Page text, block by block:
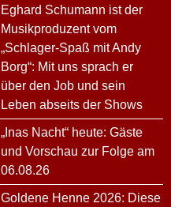
Eghard Schumann ist der
Musikproduzent vom
„Schlager-Spaß mit Andy
Borg“: Mit uns sprach er
über den Job und sein
Leben abseits der Shows
„Inas Nacht“ heute: Gäste
und Vorschau zur Folge am
06.08.26
Goldene Henne 2026: Diese